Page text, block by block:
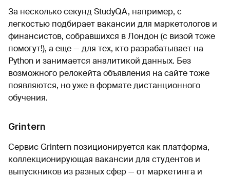
За несколько секунд StudyQA, например, с
легкостью подбирает вакансии для маркетологов и
финансистов, собравшихся в Лондон (с визой тоже
помогут!), а еще — для тех, кто разрабатывает на
Python и занимается аналитикой данных. Без
возможного релокейта объявления на сайте тоже
появляются, но уже в формате дистанционного
обучения.
Grintern
Сервис Grintern позиционируется как платформа,
коллекционирующая вакансии для студентов и
выпускников из разных сфер — от маркетинга и